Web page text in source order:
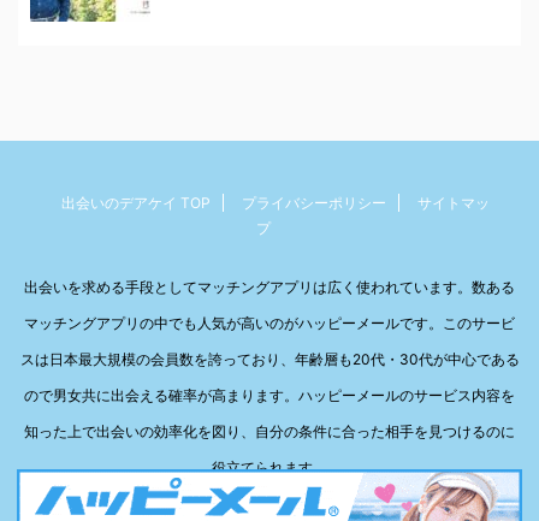
出会いのデアケイ TOP プライバシーポリシー
サイトマッ
プ
出会いを求める手段としてマッチングアプリは広く使われています。数ある
マッチングアプリの中でも人気が高いのがハッピーメールです。このサービ
スは日本最大規模の会員数を誇っており、年齢層も20代・30代が中心である
ので男女共に出会える確率が高まります。ハッピーメールのサービス内容を
知った上で出会いの効率化を図り、自分の条件に合った相手を見つけるのに
役立てられます。
デアケイ